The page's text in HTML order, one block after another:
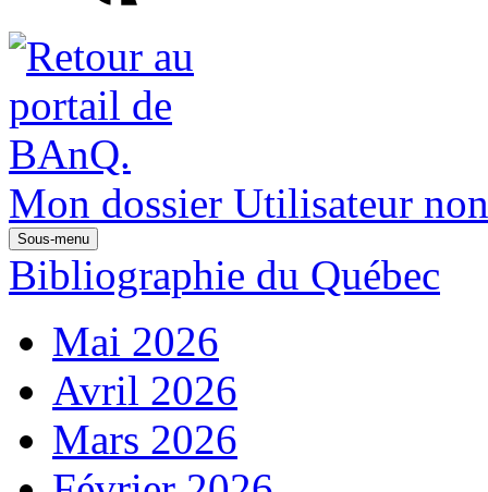
Mon dossier Utilisateur
Sous-menu
Bibliographie du Québec
Mai 2026
Avril 2026
Mars 2026